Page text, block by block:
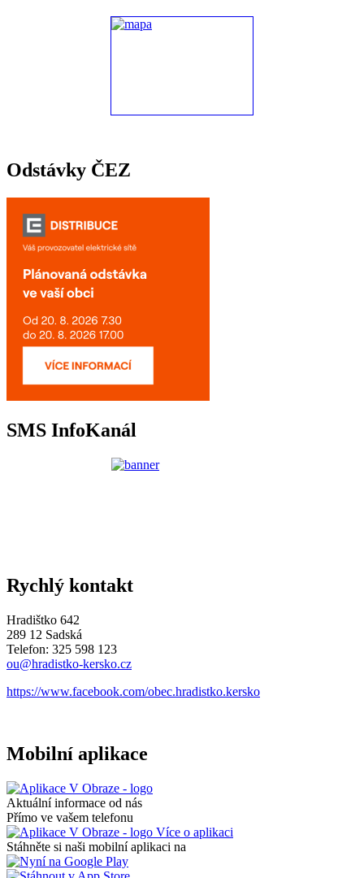
Odstávky ČEZ
SMS InfoKanál
Rychlý kontakt
Hradištko 642
289 12 Sadská
Telefon: 325 598 123
ou@hradistko-kersko.cz
https://www.facebook.com/obec.hradistko.kersko
Mobilní aplikace
Aktuální informace od nás
Přímo ve vašem telefonu
Více o aplikaci
Stáhněte si naši mobilní aplikaci na